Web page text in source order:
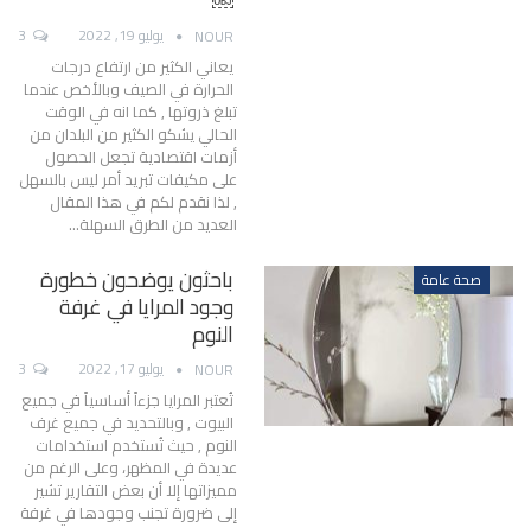
NOUR يوليو 19, 2022
يعاني الكثير من ارتفاع درجات
الحرارة في الصيف وبالأخص عندما
تبلغ ذروتها , كما انه في الوقت
الحالي يشكو الكثير من البلدان من
أزمات اقتصادية تجعل الحصول
على مكيفات تبريد أمر ليس بالسهل
, لذا نقدم لكم في هذا المقال
العديد من الطرق السهلة…
صحة عامة باحثون يوضحون خطورة
وجود المرايا في غرفة
النوم
NOUR يوليو 17, 2022
تُعتبر المرايا جزءاً أساسياً في جميع
البيوت , وبالتحديد في جميع غرف
النوم , حيث تُستخدم استخدامات
عديدة في المظهر، وعلى الرغم من
مميزاتها إلا أن بعض التقارير تشير
إلى ضرورة تجنب وجودها في غرفة